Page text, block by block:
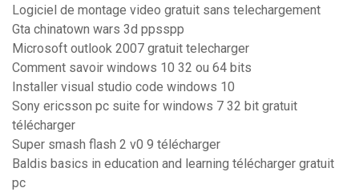
Logiciel de montage video gratuit sans telechargement
Gta chinatown wars 3d ppsspp
Microsoft outlook 2007 gratuit telecharger
Comment savoir windows 10 32 ou 64 bits
Installer visual studio code windows 10
Sony ericsson pc suite for windows 7 32 bit gratuit
télécharger
Super smash flash 2 v0 9 télécharger
Baldis basics in education and learning télécharger gratuit
pc